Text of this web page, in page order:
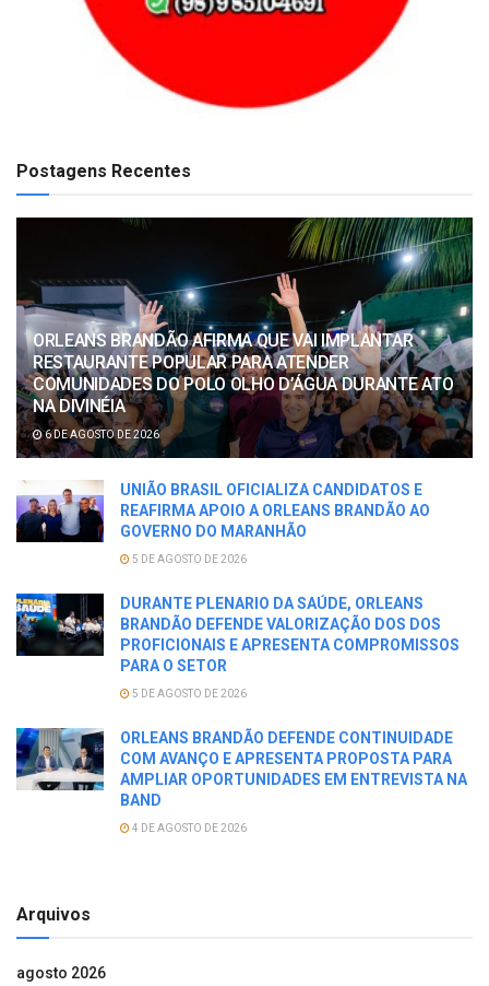
Postagens Recentes
ORLEANS BRANDÃO AFIRMA QUE VAI IMPLANTAR
RESTAURANTE POPULAR PARA ATENDER
COMUNIDADES DO POLO OLHO D’ÁGUA DURANTE ATO
NA DIVINÉIA
6 DE AGOSTO DE 2026
UNIÃO BRASIL OFICIALIZA CANDIDATOS E
REAFIRMA APOIO A ORLEANS BRANDÃO AO
GOVERNO DO MARANHÃO
5 DE AGOSTO DE 2026
DURANTE PLENARIO DA SAÚDE, ORLEANS
BRANDÃO DEFENDE VALORIZAÇÃO DOS DOS
PROFICIONAIS E APRESENTA COMPROMISSOS
PARA O SETOR
5 DE AGOSTO DE 2026
ORLEANS BRANDÃO DEFENDE CONTINUIDADE
COM AVANÇO E APRESENTA PROPOSTA PARA
AMPLIAR OPORTUNIDADES EM ENTREVISTA NA
BAND
4 DE AGOSTO DE 2026
Arquivos
agosto 2026